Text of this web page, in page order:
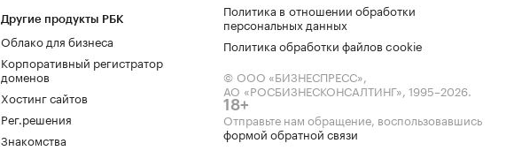
Другие продукты РБК
Облако для бизнеса
Корпоративный регистратор
доменов
Хостинг сайтов
Рег.решения
Знакомства
Политика в отношении обработки
персональных данных
Политика обработки файлов cookie
© ООО «БИЗНЕСПРЕСС»,
АО «РОСБИЗНЕСКОНСАЛТИНГ», 1995–2026.
18+
Отправьте нам обращение, воспользовавшись
формой обратной связи